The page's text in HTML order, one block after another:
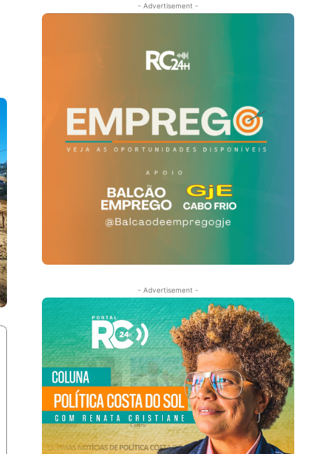
- Advertisement -
- Advertisement -